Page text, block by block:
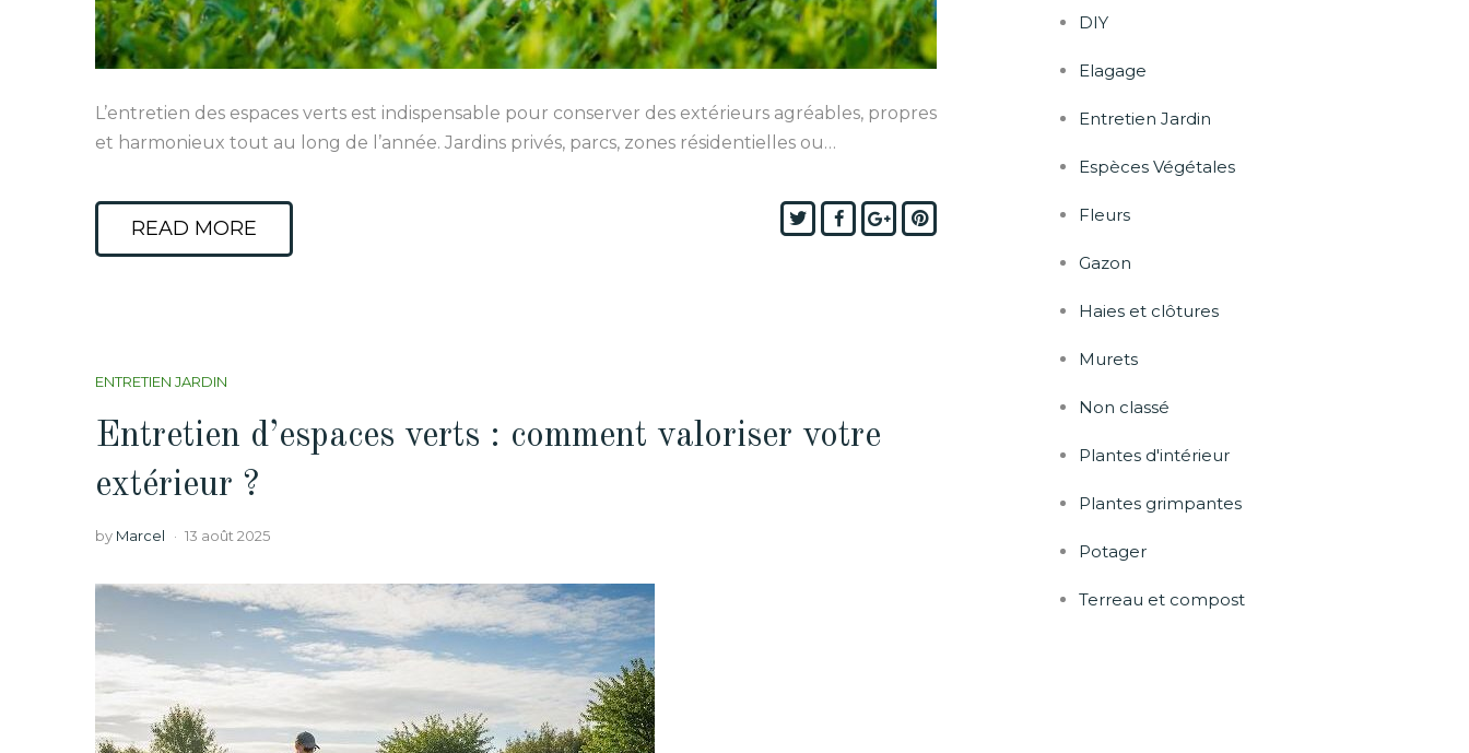
L’entretien des espaces verts est indispensable pour conserver des extérieurs agréables, propres
et harmonieux tout au long de l’année. Jardins privés, parcs, zones résidentielles ou…
READ MORE TwitterFacebook
Google+Pinterest
ENTRETIEN JARDIN
Entretien d’espaces verts : comment valoriser votre
extérieur ?
by Marcel 13 août 2025
DIY
Elagage
Entretien Jardin
Espèces Végétales
Fleurs
Gazon
Haies et clôtures
Murets
Non classé
Plantes d'intérieur
Plantes grimpantes
Potager
Terreau et compost